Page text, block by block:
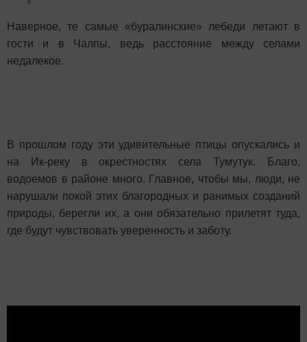
Наверное, те самые «буралинские» лебеди летают в
гости и в Чалпы, ведь расстояние между селами
недалекое.
В прошлом году эти удивительные птицы опускались и
на Ик-реку в окрестностях села Тумутук. Благо,
водоемов в районе много. Главное, чтобы мы, люди, не
нарушали покой этих благородных и ранимых созданий
природы, берегли их, а они обязательно прилетят туда,
где будут чувствовать уверенность и заботу.